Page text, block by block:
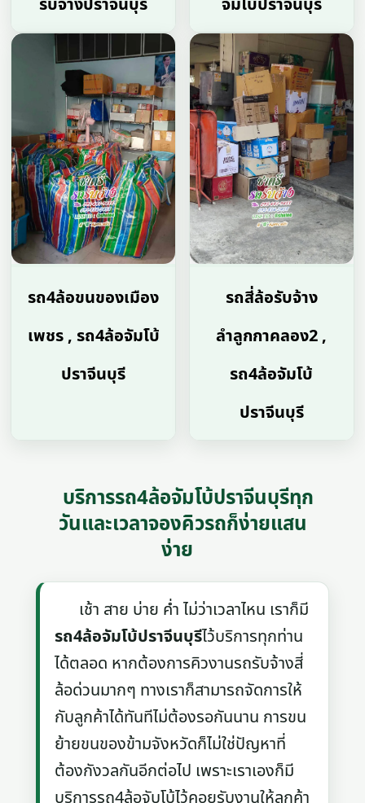
รับจ้างปราจีนบุรี
จัมโบ้ปราจีนบุรี
รถ4ล้อขนของเมือง
เพชร , รถ4ล้อจัมโบ้
ปราจีนบุรี
รถสี่ล้อรับจ้าง
ลำลูกกาคลอง2 ,
รถ4ล้อจัมโบ้
ปราจีนบุรี
บริการรถ4ล้อจัมโบ้ปราจีนบุรีทุก
วันและเวลาจองคิวรถก็ง่ายแสน
ง่าย
เช้า สาย บ่าย ค่ำ ไม่ว่าเวลาไหน เราก็มี
รถ4ล้อจัมโบ้ปราจีนบุรีไว้บริการทุกท่าน
ได้ตลอด หากต้องการคิวงานรถรับจ้างสี่
ล้อด่วนมากๆ ทางเราก็สามารถจัดการให้
กับลูกค้าได้ทันทีไม่ต้องรอกันนาน การขน
ย้ายขนของข้ามจังหวัดก็ไม่ใช่ปัญหาที่
ต้องกังวลกันอีกต่อไป เพราะเราเองก็มี
บริการรถ4ล้อจับโบ้ไว้คอยรับงานให้ลูกค้า